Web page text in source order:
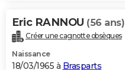
Eric RANNOU (56 ans)
Créer une cagnotte obsèques
Naissance
18/03/1965 à Brasparts